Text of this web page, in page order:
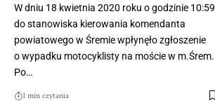
W dniu 18 kwietnia 2020 roku o godzinie 10:59
do stanowiska kierowania komendanta
powiatowego w Śremie wpłynęło zgłoszenie
o wypadku motocyklisty na moście w m.Śrem.
Po…
1 min czytania